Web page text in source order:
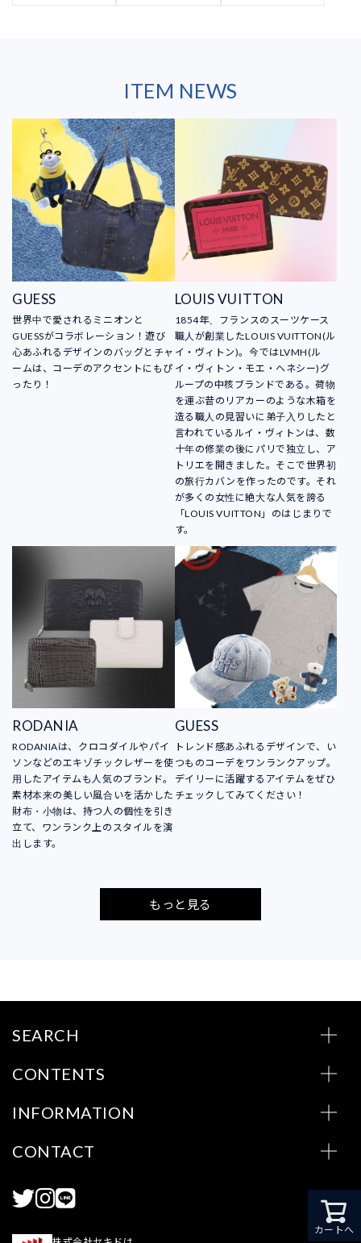
ITEM NEWS
GUESS
世界中で愛されるミニオンと
GUESSがコラボレーション！遊び
心あふれるデザインのバッグとチャ
ームは、コーデのアクセントにもぴ
ったり！
LOUIS VUITTON
1854年、フランスのスーツケース
職人が創業したLOUIS VUITTON(ル
イ・ヴィトン)。今ではLVMH(ル
イ・ヴィトン・モエ・ヘネシー)グ
ループの中核ブランドである。荷物
を運ぶ昔のリアカーのような木箱を
造る職人の見習いに弟子入りしたと
言われているルイ・ヴィトンは、数
十年の修業の後にパリで独立し、ア
トリエを開きました。そこで世界初
の旅行カバンを作ったのです。それ
が多くの女性に絶大な人気を誇る
「LOUIS VUITTON」のはじまりで
す。
RODANIA
RODANIAは、クロコダイルやパイ
ソンなどのエキゾチックレザーを使
用したアイテムも人気のブランド。
素材本来の美しい風合いを活かした
財布・小物は、持つ人の個性を引き
立て、ワンランク上のスタイルを演
出します。
GUESS
トレンド感あふれるデザインで、い
つものコーデをワンランクアップ。
デイリーに活躍するアイテムをぜひ
チェックしてみてください！
もっと見る
カートへ
SEARCH
CONTENTS
INFORMATION
CONTACT